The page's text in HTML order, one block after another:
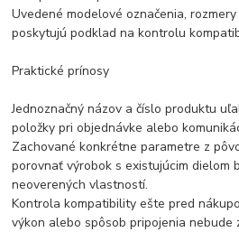
Uvedené modelové označenia,
poskytujú podklad na kontrolu
Praktické prínosy
Jednoznačný názov a číslo produktu
položky pri objednávke alebo
Zachované konkrétne parametre z
porovnať výrobok s existujúcim dielom
neoverených vlastností.
Kontrola kompatibility ešte pred
výkon alebo spôsob pripojenia nebude